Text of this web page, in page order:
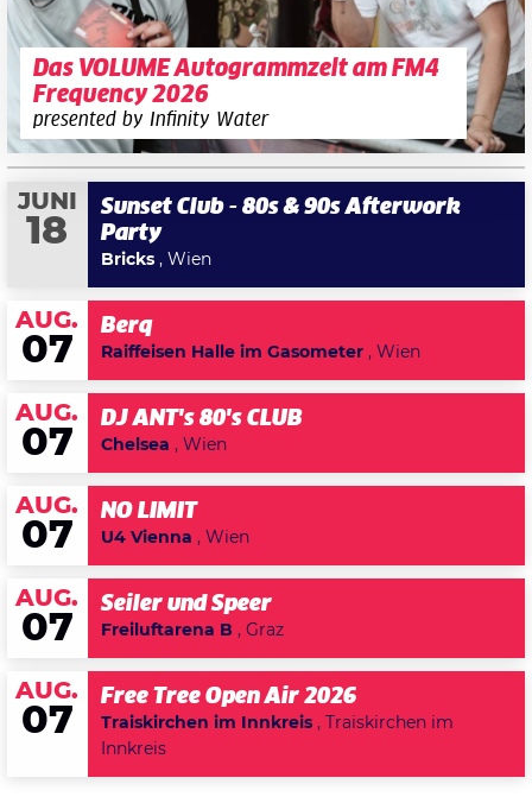
Das VOLUME Autogrammzelt am FM4
Frequency 2026
presented by Infinity Water
JUNI
18
Sunset Club - 80s & 90s Afterwork
Party
Bricks , Wien
AUG.
07
Berq
Raiffeisen Halle im Gasometer , Wien
AUG.
07
DJ ANT's 80's CLUB
Chelsea , Wien
AUG.
07
NO LIMIT
U4 Vienna , Wien
AUG.
07
Seiler und Speer
Freiluftarena B , Graz
AUG.
07
Free Tree Open Air 2026
Traiskirchen im Innkreis , Traiskirchen im
Innkreis